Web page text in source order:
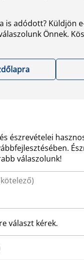
is adódott? Küldjön
Önnek.
észrevételei
válaszolunk!
választ kérek.